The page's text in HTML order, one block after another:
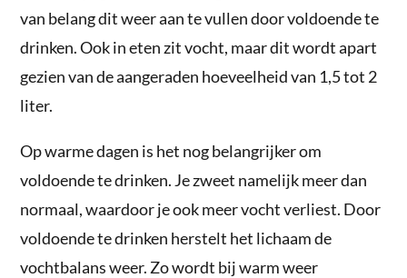
van belang dit weer aan te vullen door voldoende te
drinken. Ook in eten zit vocht, maar dit wordt apart
gezien van de aangeraden hoeveelheid van 1,5 tot 2
liter.
Op warme dagen is het nog belangrijker om
voldoende te drinken. Je zweet namelijk meer dan
normaal, waardoor je ook meer vocht verliest. Door
voldoende te drinken herstelt het lichaam de
vochtbalans weer. Zo wordt bij warm weer